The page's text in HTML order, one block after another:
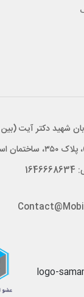
شهید دکتر آیت (بین
خیابان قاسم زاده)،